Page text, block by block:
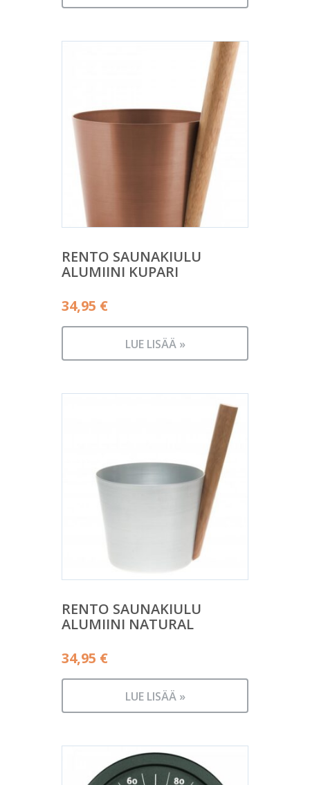
RENTO SAUNAKIULU
ALUMIINI KUPARI
34,95 €
LUE LISÄÄ »
RENTO SAUNAKIULU
ALUMIINI NATURAL
34,95 €
LUE LISÄÄ »